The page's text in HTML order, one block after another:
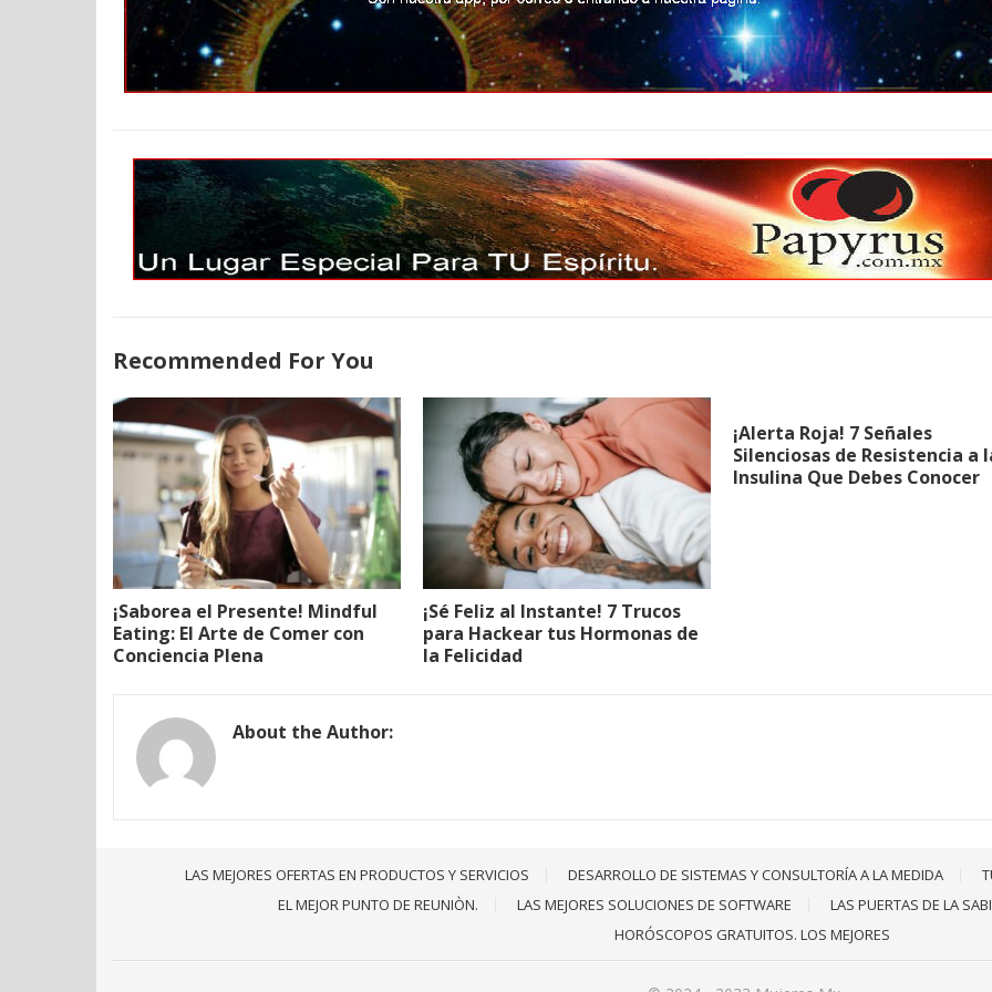
Recommended For You
¡Saborea el Presente! Mindful
Eating: El Arte de Comer con
Conciencia Plena
¡Sé Feliz al Instante! 7 Trucos
para Hackear tus Hormonas de
la Felicidad
¡Alerta Roja! 7 Señales
Silenciosas de Resistencia a
Insulina Que Debes Conocer
About the Author:
LAS MEJORES OFERTAS EN PRODUCTOS Y SERVICIOS DESARROLLO DE SISTEMAS Y CONSULTORÍA A LA MEDIDA
EL MEJOR PUNTO DE REUNIÒN.
LAS MEJORES SOLUCIONES DE SOFTWARE
LAS PUERTAS DE LA
HORÓSCOPOS GRATUITOS. LOS MEJORES